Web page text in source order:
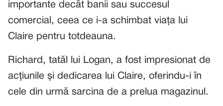
importante decât banii sau succesul
comercial, ceea ce i-a schimbat viața lui
Claire pentru totdeauna.
Richard, tatăl lui Logan, a fost impresionat de
acțiunile și dedicarea lui Claire, oferindu-i în
cele din urmă sarcina de a prelua magazinul.